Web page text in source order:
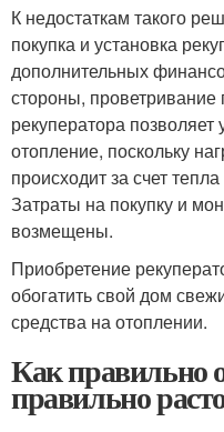
К недостаткам такого
покупка и установка
дополнительных
стороны,
рекуператора
отопление, поскольку
происходит за счет
Затраты на покупку и
возмещены.
Приобретение
обогатить свой дом
средства на отоплении.
Как правильно
правильно